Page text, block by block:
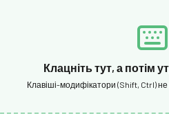
Клацніть тут, а потім
Клавіші-модифікатори (Shift, Ctrl)